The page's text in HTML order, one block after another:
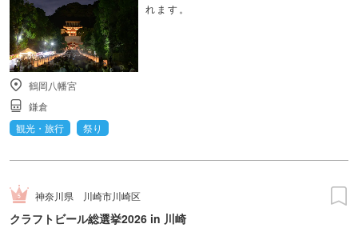
れます。
鶴岡八幡宮
鎌倉
観光・旅行
祭り
神奈川県 川崎市川崎区
クラフトビール総選挙2026 in 川崎